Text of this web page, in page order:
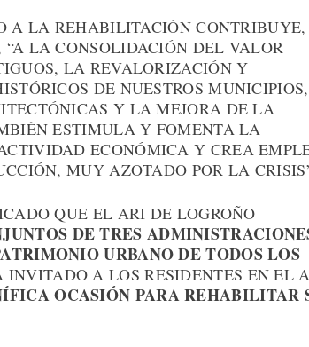
A LA REHABILITACIÓN
LA CONSOLIDACIÓN DEL VALOR
LA REVALORIZACIÓN Y
DE NUESTROS
Y LA MEJORA DE LA
ESTIMULA Y FOMENTA LA
ECONÓMICA Y CREA
MUY AZOTADO POR LA
QUE EL ARI DE LOGROÑO
DE TRES
URBANO DE TODOS LOS
INVITADO A LOS RESIDENTES EN EL
OCASIÓN PARA REHABILITAR